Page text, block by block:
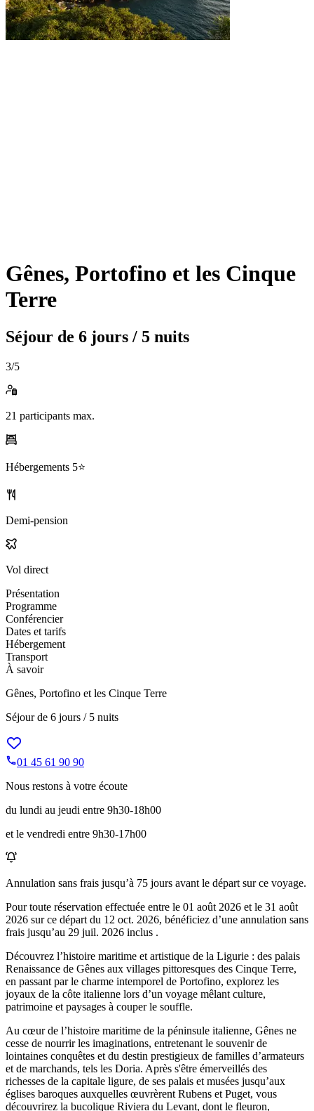
Gênes, Portofino et les Cinque
Terre
Séjour de 6 jours / 5 nuits
3/5
21 participants max.
Hébergements 5⭐️
Demi-pension
Vol direct
Présentation
Programme
Conférencier
Dates et tarifs
Hébergement
Transport
À savoir
Gênes, Portofino et les Cinque Terre
Séjour de 6 jours / 5 nuits
01 45 61 90 90
Nous restons à votre écoute
du lundi au jeudi entre 9h30-18h00
et le vendredi entre 9h30-17h00
Annulation sans frais jusqu’à 75 jours avant le départ sur ce voyage.
Pour toute réservation effectuée entre le 01 août 2026 et le 31 août
2026 sur ce départ du 12 oct. 2026, bénéficiez d’une annulation sans
frais jusqu’au 29 juil. 2026 inclus .
Découvrez l’histoire maritime et artistique de la Ligurie : des palais
Renaissance de Gênes aux villages pittoresques des Cinque Terre,
en passant par le charme intemporel de Portofino, explorez les
joyaux de la côte italienne lors d’un voyage mêlant culture,
patrimoine et paysages à couper le souffle.
Au cœur de l’histoire maritime de la péninsule italienne, Gênes ne
cesse de nourrir les imaginations, entretenant le souvenir de
lointaines conquêtes et du destin prestigieux de familles d’armateurs
et de marchands, tels les Doria. Après s'être émerveillés des
richesses de la capitale ligure, de ses palais et musées jusqu’aux
églises baroques auxquelles œuvrèrent Rubens et Puget, vous
découvrirez la bucolique Riviera du Levant, dont le fleuron,